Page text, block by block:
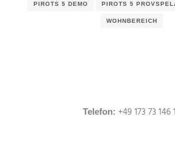
PIROTS 5 DEMO PIROTS 5
WOHNBEREICH
Telefon: +49 173 73 146